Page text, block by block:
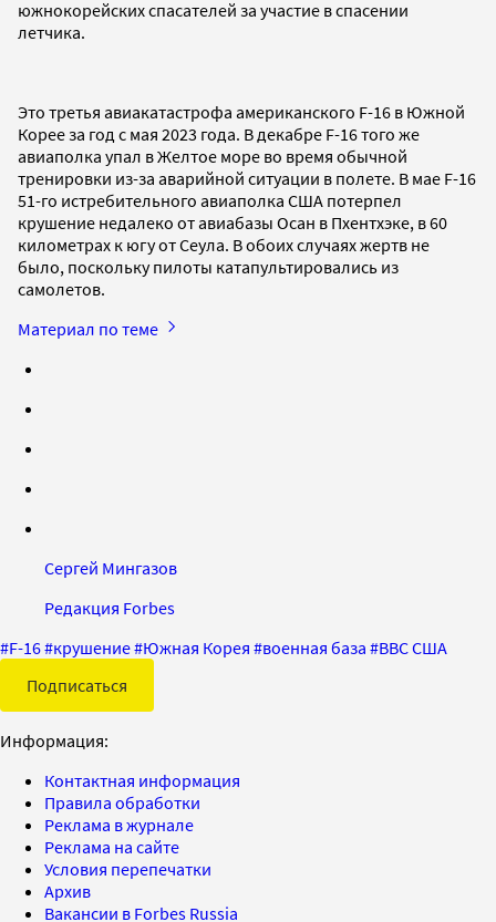
южнокорейских спасателей за участие в спасении
летчика.
Это третья авиакатастрофа американского F-16 в Южной
Корее за год с мая 2023 года. В декабре F-16 того же
авиаполка упал в Желтое море во время обычной
тренировки из-за аварийной ситуации в полете. В мае F-16
51-го истребительного авиаполка США потерпел
крушение недалеко от авиабазы Осан в Пхентхэке, в 60
километрах к югу от Сеула. В обоих случаях жертв не
было, поскольку пилоты катапультировались из
самолетов.
Материал по теме
Сергей Мингазов
Редакция Forbes
#F-16#крушение#Южная Корея #военная база #ВВС США
Подписаться
Информация:
Контактная информация
Правила обработки
Реклама в журнале
Реклама на сайте
Условия перепечатки
Архив
Вакансии в Forbes Russia